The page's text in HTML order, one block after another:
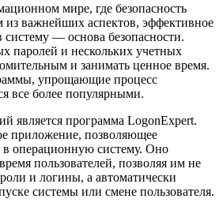
мире, где безопасность
из важнейших аспектов, эффективное
систему — основа безопасности.
паролей и нескольких учетных
и занимать ценное время.
упрощающие процесс
все более популярными.
является программа LogonExpert.
приложение, позволяющее
в операционную систему. Оно
пользователей, позволяя им не
и логины, а автоматически
системы или смене пользователя.